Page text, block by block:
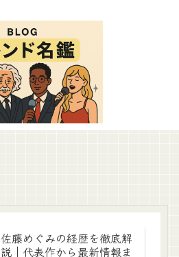
佐藤めぐみの経歴を徹底解
説｜代表作から最新情報ま